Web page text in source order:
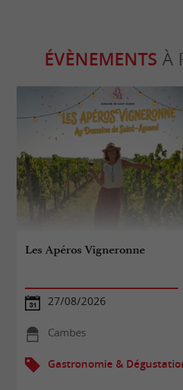
ÉVÈNEMENTS À
Les Apéros Vigneronne
27/08/2026
Cambes
Gastronomie &